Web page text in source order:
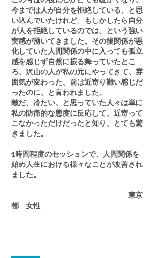
今までは人が自分を拒絶している、と思
い込んでいたけれど、もしかしたら自分
が人を拒絶しているのでは、という強い
実感が湧いてきました。その後関係が悪
化していた人間関係の中に入っても孤立
感を感じず自然に振る舞っていたとこ
ろ、沢山の人が私の元にやってきて、雰
囲気が変わった、前は近寄り難い感じだ
ったのに、と言われました。
敵だ、冷たい、と思っていた人々は単に
私の防衛的な態度に反応して、近寄って
こなかっただけだったと知り、とても驚
きました。
1時間程度のセッションで、人間関係を
始め人生における様々なことが改善され
ました。
東京
都 女性